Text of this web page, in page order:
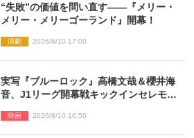
“失敗”の価値を問い直す――『メリー・
メリー・メリーゴーランド』開幕！
演劇 2026/8/10 17:00
実写『ブルーロック』高橋文哉＆櫻井海
音、J1リーグ開幕戦キックインセレモニ
映画 2026/8/10 16:50